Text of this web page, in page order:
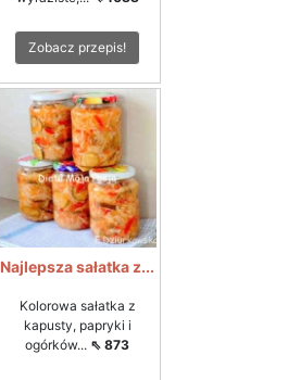
Zobacz przepis!
Najlepsza sałatka z...
Kolorowa sałatka z
kapusty, papryki i
ogórków... ⇖ 873